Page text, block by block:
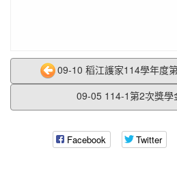
09-10 稻江護家114學年度
09-05 114-1第2次獎學
Facebook Twitter